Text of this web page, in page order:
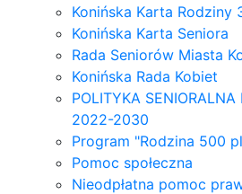
Konińska Karta Rodziny
Konińska Karta Seniora
Rada Seniorów Miasta
Konińska Rada Kobiet
POLITYKA
2022-2030
Program "Rodzina 500
Pomoc społeczna
Nieodpłatna pomoc